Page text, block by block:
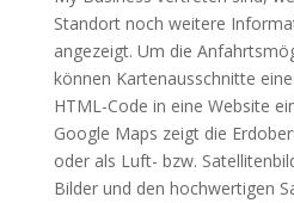
Standort noch weitere
angezeigt. Um die
können Kartenausschnitte
HTML-Code in eine Website
Google Maps zeigt die
oder als Luft- bzw.
Bilder und den hochwertigen